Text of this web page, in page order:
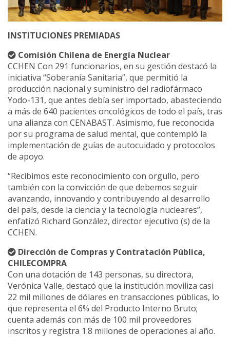
INSTITUCIONES PREMIADAS
Comisión Chilena de Energía Nuclear
CCHEN Con 291 funcionarios, en su gestión destacó la
iniciativa “Soberanía Sanitaria”, que permitió la
producción nacional y suministro del radiofármaco
Yodo-131, que antes debía ser importado, abasteciendo
a más de 640 pacientes oncológicos de todo el país, tras
una alianza con CENABAST. Asimismo, fue reconocida
por su programa de salud mental, que contempló la
implementación de guías de autocuidado y protocolos
de apoyo.
“Recibimos este reconocimiento con orgullo, pero
también con la convicción de que debemos seguir
avanzando, innovando y contribuyendo al desarrollo
del país, desde la ciencia y la tecnología nucleares”,
enfatizó Richard González, director ejecutivo (s) de la
CCHEN.
Dirección de Compras y Contratación Pública,
CHILECOMPRA
Con una dotación de 143 personas, su directora,
Verónica Valle, destacó que la institución moviliza casi
22 mil millones de dólares en transacciones públicas, lo
que representa el 6% del Producto Interno Bruto;
cuenta además con más de 100 mil proveedores
inscritos y registra 1.8 millones de operaciones al año.